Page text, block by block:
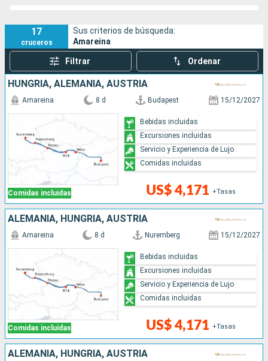
17
cruceros
Sus criterios de búsqueda:
Amareina
Filtrar Ordenar
HUNGRÍA, ALEMANIA, AUSTRIA
Comidas incluidas
Amareina 8 d Budapest 15/12/2027
US$ 4,171 +Tasas
Bebidas incluidas
Excursiones incluidas
Servicio y Experiencia de Lujo
Comidas incluidas
ALEMANIA, HUNGRÍA, AUSTRIA
Comidas incluidas
Amareina 8 d Nuremberg 15/12/2027
US$ 4,171 +Tasas
Bebidas incluidas
Excursiones incluidas
Servicio y Experiencia de Lujo
Comidas incluidas
ALEMANIA, HUNGRÍA, AUSTRIA